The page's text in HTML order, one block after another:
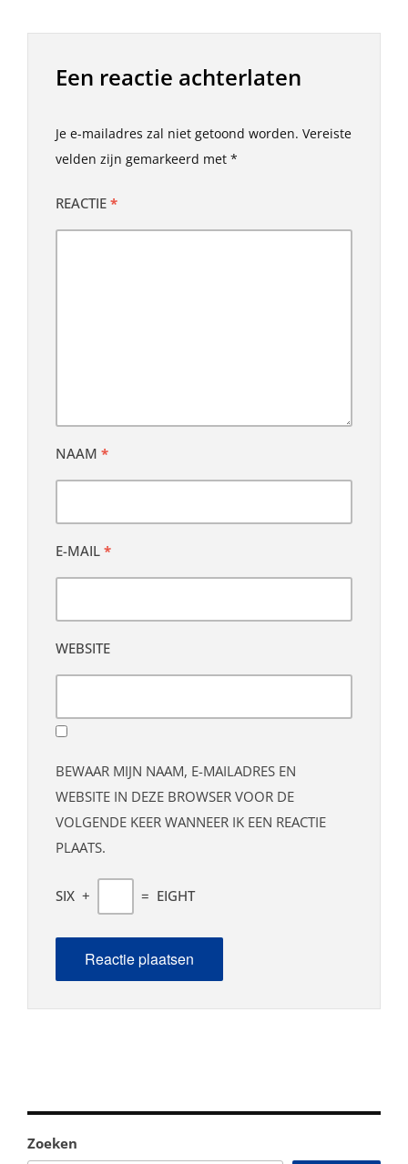
Zoeken
Een reactie achterlaten
Je e-mailadres zal niet getoond worden. Vereiste
velden zijn gemarkeerd met *
REACTIE *
NAAM *
E-MAIL *
WEBSITE
BEWAAR MIJN NAAM, E-MAILADRES EN
WEBSITE IN DEZE BROWSER VOOR DE
VOLGENDE KEER WANNEER IK EEN REACTIE
PLAATS.
SIX + = EIGHT